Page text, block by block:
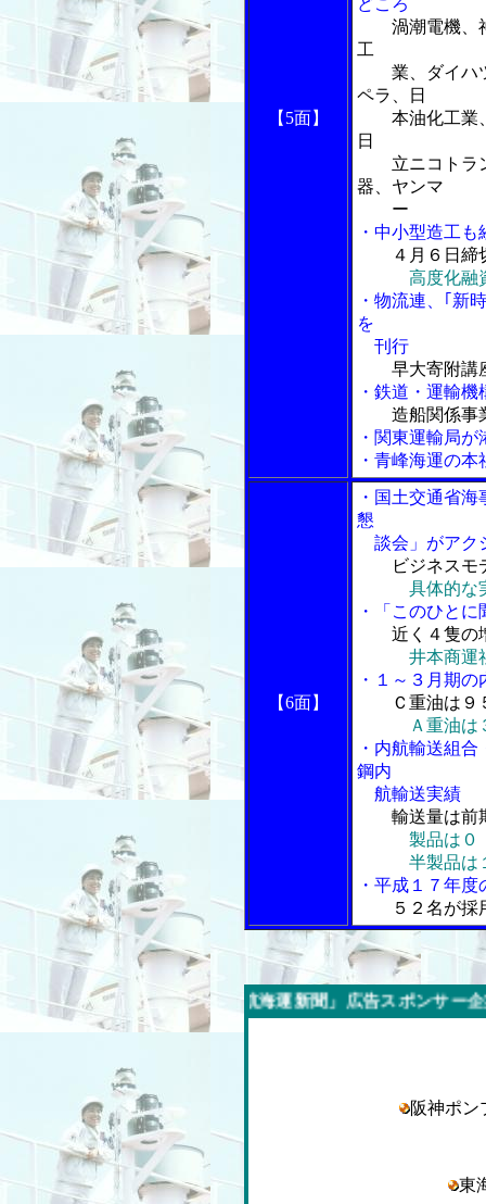
【5面】
どころ
渦潮電機、
工
業、ダイハツ
ペラ、日
本油化工業、
日
立ニコトラン
器、ヤンマ
ー
・中小型造工
４月６日締
高度化融
・物流連、｢新
を
刊行
早大寄附講
・鉄道・運輸
造船関係事
・関東運輸局
・青峰海運の
【6面】
・国土交通省
懇
談会」がアク
ビジネスモ
具体的な
・「このひとに
近く４隻の
井本商
・１～３月期
Ｃ重油は９
Ａ重油
・内航輸送組
鋼内
航輸送実績
輸送量は前
製品は０
半製品は１
・平成１７年
５２名が採
今週の「内航海運新聞」広告スポンサー企業
阪神ポ
東